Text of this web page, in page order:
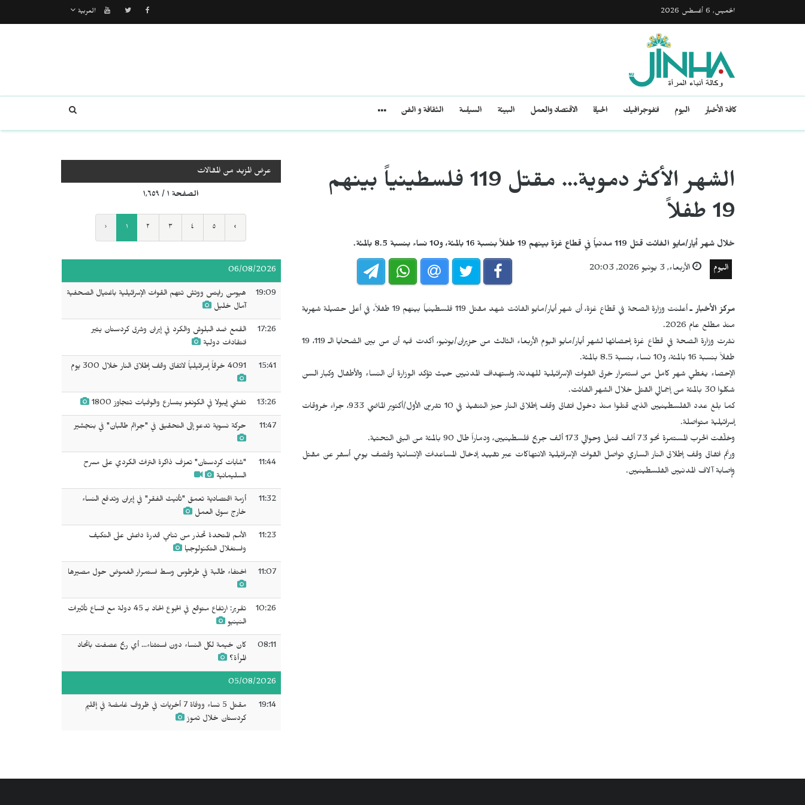
الخميس, 6 أغسطس 2026 العربية
كافة الأخبار اليوم انفوجرافيك الحياة الاقتصاد والعمل البيئة السياسة الثقافة و الفن
الشهر الأكثر دموية... مقتل 119 فلسطينياً بينهم
19 طفلاً
خلال شهر أيار/مايو الفائت قتل 119 مدنياً في قطاع غزة بينهم 19 طفلاً بنسبة 16 بالمئة، و10 نساء بنسبة 8.5 بالمئة.
اليوم الأربعاء, 3 يونيو 2026, 20:03
مركز الأخبار ـ
أعلنت وزارة الصحة في قطاع غزة، أن شهر أيار/مايو الفائت شهد مقتل 119 فلسطينياً بينهم 19 طفلاً، في أعلى حصيلة شهرية
منذ مطلع عام 2026.
نشرت وزارة الصحة في قطاع غزة إحصائها لشهر أيار/مايو اليوم الأربعاء الثالث من حزيران/يونيو، أكدت فيه أن من بين الضحايا الـ 119، 19
طفلاً بنسبة 16 بالمئة، و10 نساء بنسبة 8.5 بالمئة.
الإحصاء يغطي شهر كامل من استمرار خرق القوات الإسرائيلية للهدنة، واستهداف المدنيين حيث تؤكد الوزارة أن النساء والأطفال وكبار السن
شكلوا 30 بالمئة من إجمالي القتلى خلال الشهر الفائت.
كما بلغ عدد الفلسطينيين الذين قتلوا منذ دخول اتفاق وقف إطلاق النار حيز التنفيذ في 10 تشرين الأول/أكتوبر الماضي 933، جراء خروقات
إسرائيلية متواصلة.
وخلّفت الحرب المستمرة نحو 73 ألف قتيل وحوالي 173 ألف جريح فلسطينيين، ودماراً طال 90 بالمئة من البنى التحتية.
ورغم اتفاق وقف إطلاق النار الساري تواصل القوات الإسرائيلية الانتهاكات عبر تقييد إدخال المساعدات الإنسانية وقصف يومي أسفر عن مقتل
وإصابة آلاف المدنيين الفلسطينيين.
عرض المزيد من المقالات
الصفحة ١ / ١٬٦٥٩
‹ ١ ٢ ٣ ٤ ٥ ›
06/08/2026
19:09
هيومن رايتس ووتش تتهم القوات الإسرائيلية باغتيال الصحفية
آمال خليل
17:26
القمع ضد البلوش والكرد في إيران وشرق كردستان يثير
انتقادات دولية
15:41 4091 خرقاً إسرائيلياً لاتفاق وقف إطلاق النار خلال 300 يوم
13:26 تفشي إيبولا في الكونغو يتسارع والوفيات تتجاوز 1800
11:47 حركة نسوية تدعو إلى التحقيق في "جرائم طالبان" في بنجشير
11:44
"شابات كردستان" تعزف ذاكرة التراث الكردي على مسرح
السليمانية
11:32
أزمة اقتصادية تعمق "تأنيث الفقر" في إيران وتدفع النساء
خارج سوق العمل
11:23
الأمم المتحدة تحذر من تنامي قدرة داعش على التكيف
واستغلال التكنولوجيا
11:07 اختفاء طالبة في طرطوس وسط استمرار الغموض حول مصيرها
10:26
تقرير: ارتفاع متوقع في الجوع الحاد بـ 45 دولة مع اتساع تأثيرات
النينيو
08:11
كان خيمة لكل النساء دون استثناء... أي ريح عصفت باتحاد
المرأة؟
05/08/2026
19:14
مقتل 5 نساء ووفاة 7 أخريات في ظروف غامضة في إقليم
كردستان خلال تموز